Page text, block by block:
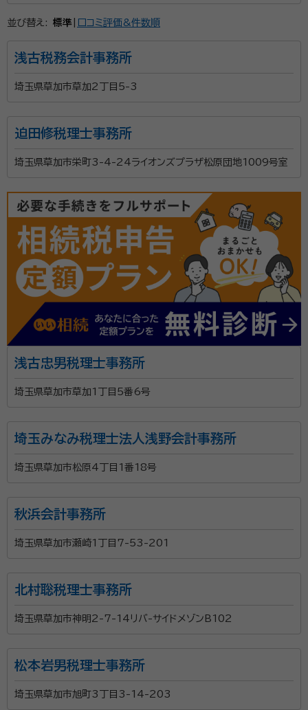
北島 慎也（きたじま しんや）
税理士（登録番号:139387）、中小企
士、情報セキュリティアドミニストレータ試験合格、ソフトウェア開発技術者
経歴： 東洋大学情報工学科卒業 システムエンジニア⇒上場会社（上場子
会計事務所勤務時には中小企業診断士の資格も取得し、独立して今に至
所長の北島慎也と申します。当事務所は2022年8月よ
諸表論、法人税法、消費税法、相続税法）し、中小企業診
断士の資格も取得しております。 前職においては土地・
建物等の評価、自社株式の評価などを得意としており、
生前贈与を中心とした相続税対策などを提案してまい
りました。 独立後またそんなに時間は経っておりません
が相続税の申告も数件こなしております。 ただ単に、税
金の申告をして終わりではなく、二次相続発生時の税金
等のシミュレーションやご自宅などの不動産を売却した
時の納税シミュレーションなどその後を見据えた提案を
するように心がけております。 当事務所においては連携
や不動産登記なども併せて対応することが可能です。
思います。 まずはお気軽に相談いただけると幸いです。
関東信越税理士会大宮支部、埼玉県中小企業診断協会
並び替え: 標準 口コミ評価&件数順
浅古税務会計事務所
埼玉県草加市草加2丁目5-3
迫田修税理士事務所
埼玉県草加市栄町3-4-24ライオンズプラザ松原団地1009号室
浅古忠男税理士事務所
埼玉県草加市草加1丁目5番6号
埼玉みなみ税理士法人浅野会計事務所
埼玉県草加市松原4丁目1番18号
秋浜会計事務所
埼玉県草加市瀬崎1丁目7-53-201
北村聡税理士事務所
埼玉県草加市神明2-7-14リバ-サイドメゾンB102
松本岩男税理士事務所
埼玉県草加市旭町3丁目3-14-203